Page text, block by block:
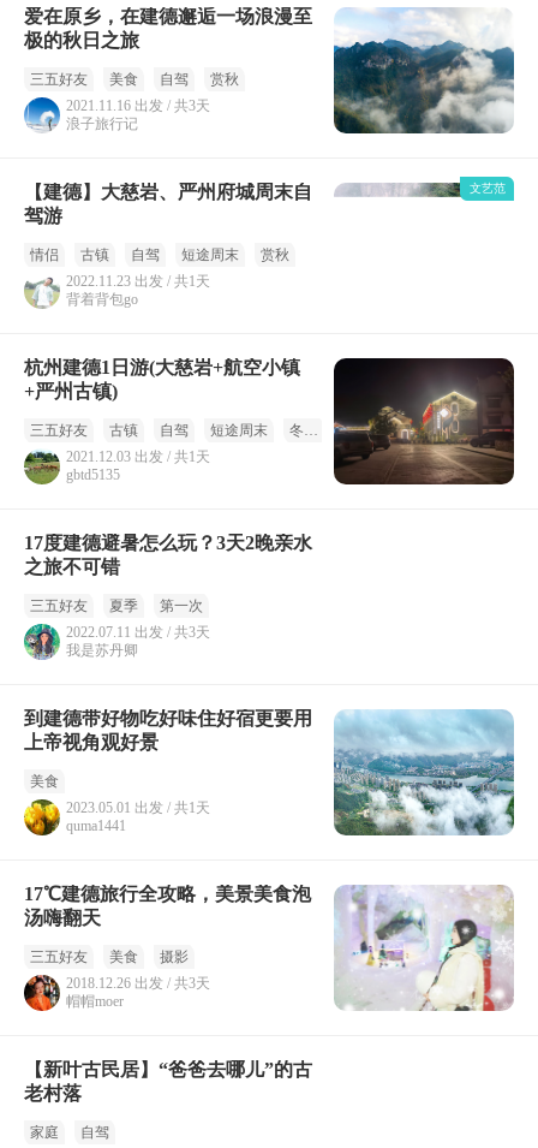
爱在原乡，在建德邂逅一场浪漫至
极的秋日之旅
三五好友 美食 自驾
赏秋
2021.11.16 出发 / 共3天
浪子旅行记
【建德】大慈岩、严州府城周末自
驾游
情侣 古镇 自驾 短途周末
赏秋
2022.11.23 出发 / 共1天
背着背包go
文艺范
杭州建德1日游(大慈岩+航空小镇
+严州古镇)
三五好友 古镇 自驾 短途周末
冬季
2021.12.03 出发 / 共1天
gbtd5135
17度建德避暑怎么玩？3天2晚亲水
之旅不可错
三五好友 夏季
第一次
2022.07.11 出发 / 共3天
我是苏丹卿
到建德带好物吃好味住好宿更要用
上帝视角观好景
美食
2023.05.01 出发 / 共1天
quma1441
17℃建德旅行全攻略，美景美食泡
汤嗨翻天
三五好友 美食
摄影
2018.12.26 出发 / 共3天
帽帽moer
【新叶古民居】“爸爸去哪儿”的古
老村落
家庭 自驾